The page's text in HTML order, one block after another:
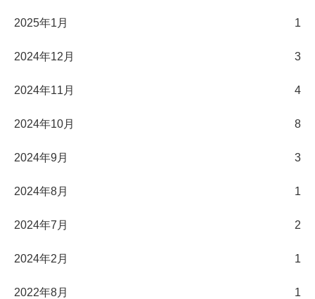
2025年1月 1
2024年12月 3
2024年11月 4
2024年10月 8
2024年9月 3
2024年8月 1
2024年7月 2
2024年2月 1
2022年8月 1